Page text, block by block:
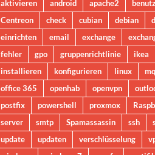
aktivieren android apache2
Centreon
check cubian debian
einrichten
email exchange
fehler
gpo gruppenrichtlinie
ikea
installieren
konfigurieren linux
office 365
openhab openvpn
postfix
powershell proxmox
server
smtp Spamassassin ssh
update
updaten verschlüsselung